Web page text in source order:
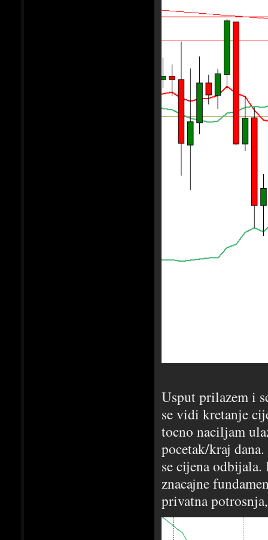
Usput prilazem i
se vidi kretanje
tocno naciljam
pocetak/kraj
se cijena
znacajne
privatna